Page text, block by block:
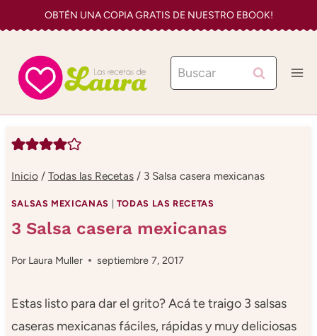
al
contenido
OBTÉN UNA COPIA GRATIS DE NUESTRO EBOOK!
Buscar:
Inicio / Todas las Recetas / 3 Salsa casera mexicanas
SALSAS MEXICANAS TODAS LAS RECETAS
3 Salsa casera mexicanas
Por Laura Muller septiembre 7, 2017
Estas listo para dar el grito? Acá te traigo 3 salsas
caseras mexicanas fáciles, rápidas y muy deliciosas